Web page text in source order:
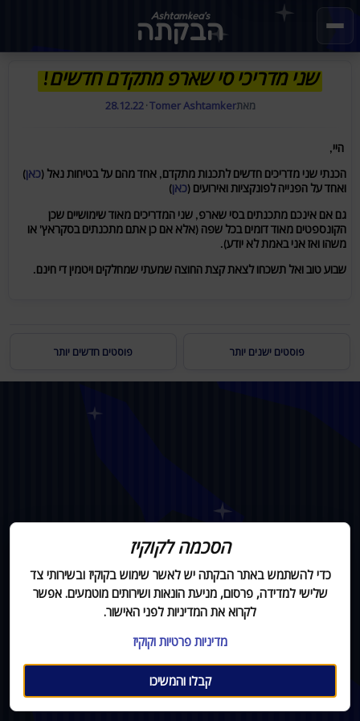
Ashtamkea's
הבקתה
שני מדריכי סי שארפ מתקדם חדשים!
מאתTomer Ashtamker
·
28.12.22
היי,
הכנתי שני מדריכים חדשים לתכנות מתקדם, אחד מהם על בטיחות נאל (כאן )
ואחד על הפנייה לפונקציות ואירועים (כאן )
גם אם אינכם מתכנתים בסי שארפ, שני המדריכים מאוד שימושיים שכן
הקונספטים מאוד דומים בכל שפה (אלא אם כן אתם מתכנתים בסקראץ' או
משהו ואז אני באמת לא יודע).
שבוע טוב ואל תשכחו לצאת קצת החוצה שמעתי שמחלקים ויטמין די חינם.
פוסטים חדשים יותר פוסטים ישנים יותר
הסכמה לקוקיז
כדי להשתמש באתר הבקתה יש לאשר שימוש בקוקיז ובשירותי צד
שלישי למדידה, פרסום, מניעת הונאות ושירותים מוטמעים. אפשר
לקרוא את המדיניות לפני האישור.
מדיניות פרטיות וקוקיז
קבלו והמשיכו